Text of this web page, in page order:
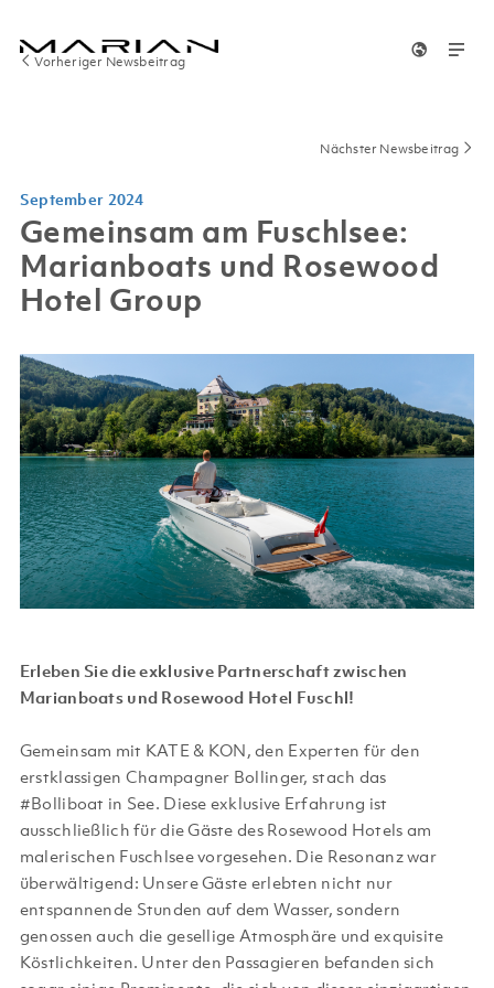
Vorheriger Newsbeitrag
Nächster Newsbeitrag
September 2024
Gemeinsam am Fuschlsee:
Marianboats und Rosewood
Hotel Group
Erleben Sie die exklusive Partnerschaft zwischen
Marianboats und Rosewood Hotel Fuschl!
Gemeinsam mit KATE & KON, den Experten für den
erstklassigen Champagner Bollinger, stach das
#Bolliboat in See. Diese exklusive Erfahrung ist
ausschließlich für die Gäste des Rosewood Hotels am
malerischen Fuschlsee vorgesehen. Die Resonanz war
überwältigend: Unsere Gäste erlebten nicht nur
entspannende Stunden auf dem Wasser, sondern
genossen auch die gesellige Atmosphäre und exquisite
Köstlichkeiten. Unter den Passagieren befanden sich